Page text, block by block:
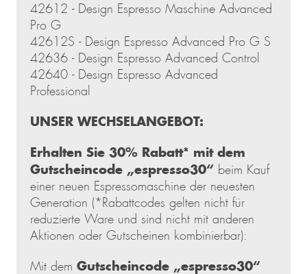
42612 - Design Espresso Maschine Advanced
Pro G
42612S - Design Espresso Advanced Pro G S
42636 - Design Espresso Advanced Control
42640 - Design Espresso Advanced
Professional
UNSER WECHSELANGEBOT:
Erhalten Sie 30% Rabatt* mit dem
Gutscheincode „espresso30“ beim Kauf
einer neuen Espressomaschine der neuesten
Generation (*Rabattcodes gelten nicht für
reduzierte Ware und sind nicht mit anderen
Aktionen oder Gutscheinen kombinierbar):
Mit dem Gutscheincode „espresso30“